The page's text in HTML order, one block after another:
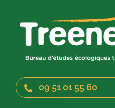
09 51 01 55 60